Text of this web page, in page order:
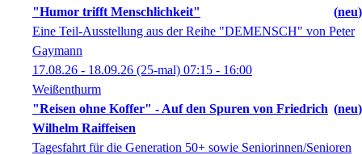
"Humor trifft Menschlichkeit"
neu
Eine Teil-Ausstellung aus der Reihe "DEMENSCH" von Peter
Gaymann
17.08.26 - 18.09.26 (25-mal) 07:15 - 16:00
Weißenthurm
"Reisen ohne Koffer" - Auf den Spuren von Friedrich
Wilhelm Raiffeisen
neu
Tagesfahrt für die Generation 50+ sowie Seniorinnen/Senioren